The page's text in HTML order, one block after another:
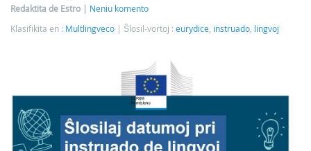
Redaktita de Estro
Neniu komento
Klasifikita en : Multlingveco Ŝlosil-vortoj : eurydice instruado lingvoj